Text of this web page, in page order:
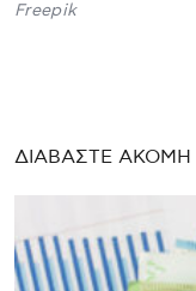
Freepik
ΔΙΑΒΑΣΤΕ ΑΚΟΜΗ